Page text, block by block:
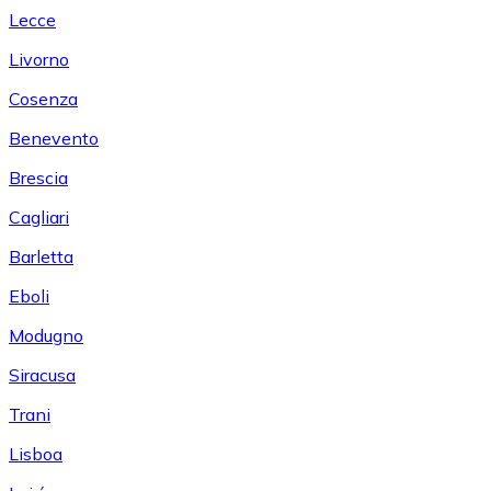
Lecce
Livorno
Cosenza
Benevento
Brescia
Cagliari
Barletta
Eboli
Modugno
Siracusa
Trani
Lisboa